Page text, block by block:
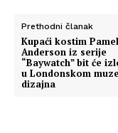
Prethodni članak
Kupaći kostim
Anderson iz serije
“Baywatch” bit će
u Londonskom
dizajna